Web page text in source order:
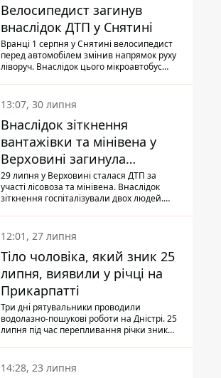
Велосипедист загинув
внаслідок ДТП у Снятині
Вранці 1 серпня у Снятині велосипедист
перед автомобілем змінив напрямок руху
ліворуч. Внаслідок цього мікроавтобус
13:07, 30 липня
Внаслідок зіткнення
вантажівки та мінівена у
Верховині загинула
пасажирка, водійка - у
лікарні
29 липня у Верховині сталася ДТП за
участі лісовоза та мінівена. Внаслідок
зіткнення госпіталізували двох людей.
Також травми отримала водійка
автомобіля.
12:01, 27 липня
Тіло чоловіка, який зник 25
липня, виявили у річці на
Прикарпатті
Три дні рятувальники проводили
водолазно-пошукові роботи на Дністрі. 25
липня під час перепливання річки зник
виявили тіло.
14:28, 23 липня